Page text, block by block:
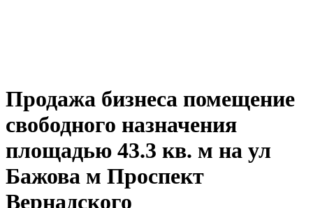
Продажа бизнеса помещение
свободного назначения
площадью 43.3 кв. м на ул
Бажова м Проспект
Вернадского